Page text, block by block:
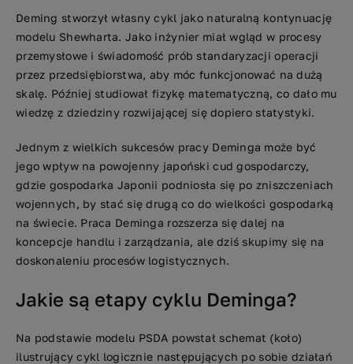
Deming stworzył własny cykl jako naturalną kontynuację
modelu Shewharta. Jako inżynier miał wgląd w procesy
przemysłowe i świadomość prób standaryzacji operacji
przez przedsiębiorstwa, aby móc funkcjonować na dużą
skalę. Później studiował fizykę matematyczną, co dało mu
wiedzę z dziedziny rozwijającej się dopiero statystyki.
Jednym z wielkich sukcesów pracy Deminga może być
jego wpływ na powojenny japoński cud gospodarczy,
gdzie gospodarka Japonii podniosła się po zniszczeniach
wojennych, by stać się drugą co do wielkości gospodarką
na świecie. Praca Deminga rozszerza się dalej na
koncepcje handlu i zarządzania, ale dziś skupimy się na
doskonaleniu procesów logistycznych.
Jakie są etapy cyklu Deminga?
Na podstawie modelu PSDA powstał schemat (koło)
ilustrujący cykl logicznie następujących po sobie działań